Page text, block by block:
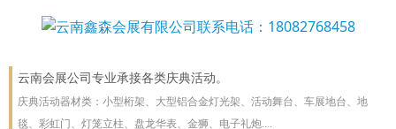
云南会展公司专业承接各类庆典活动。
庆典活动器材类：小型桁架、大型铝合金灯光架、活动舞台、车展地台、地
毯、彩虹门、灯笼立柱、盘龙华表、金狮、电子礼炮....